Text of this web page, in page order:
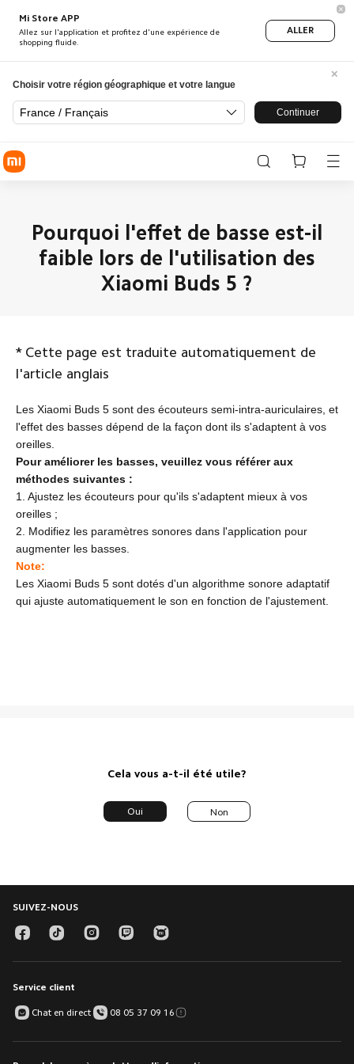
Mi Store APP
Allez sur l'application et profitez d'une expérience de
shopping fluide.
ALLER
Choisir votre région géographique et votre langue
France / Français Continuer
Pourquoi l'effet de basse est-il
faible lors de l'utilisation des
Xiaomi Buds 5 ?
* Cette page est traduite automatiquement de
l'article anglais
Les Xiaomi Buds 5 sont des écouteurs semi-intra-auriculaires, et
l'effet des basses dépend de la façon dont ils s'adaptent à vos
oreilles.
Pour améliorer les basses, veuillez vous référer aux
méthodes suivantes :
1. Ajustez les écouteurs pour qu'ils s'adaptent mieux à vos
oreilles ;
2. Modifiez les paramètres sonores dans l'application pour
augmenter les basses.
Note:
Les Xiaomi Buds 5 sont dotés d'un algorithme sonore adaptatif
qui ajuste automatiquement le son en fonction de l'ajustement.
Cela vous a-t-il été utile?
Oui Non
SUIVEZ-NOUS
Service client
Chat en direct 08 05 37 09 16